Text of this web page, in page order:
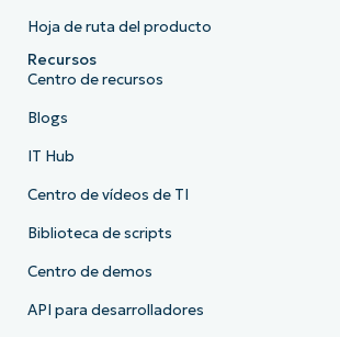
Hoja de ruta del producto
Recursos
Centro de recursos
Blogs
IT Hub
Centro de vídeos de TI
Biblioteca de scripts
Centro de demos
API para desarrolladores